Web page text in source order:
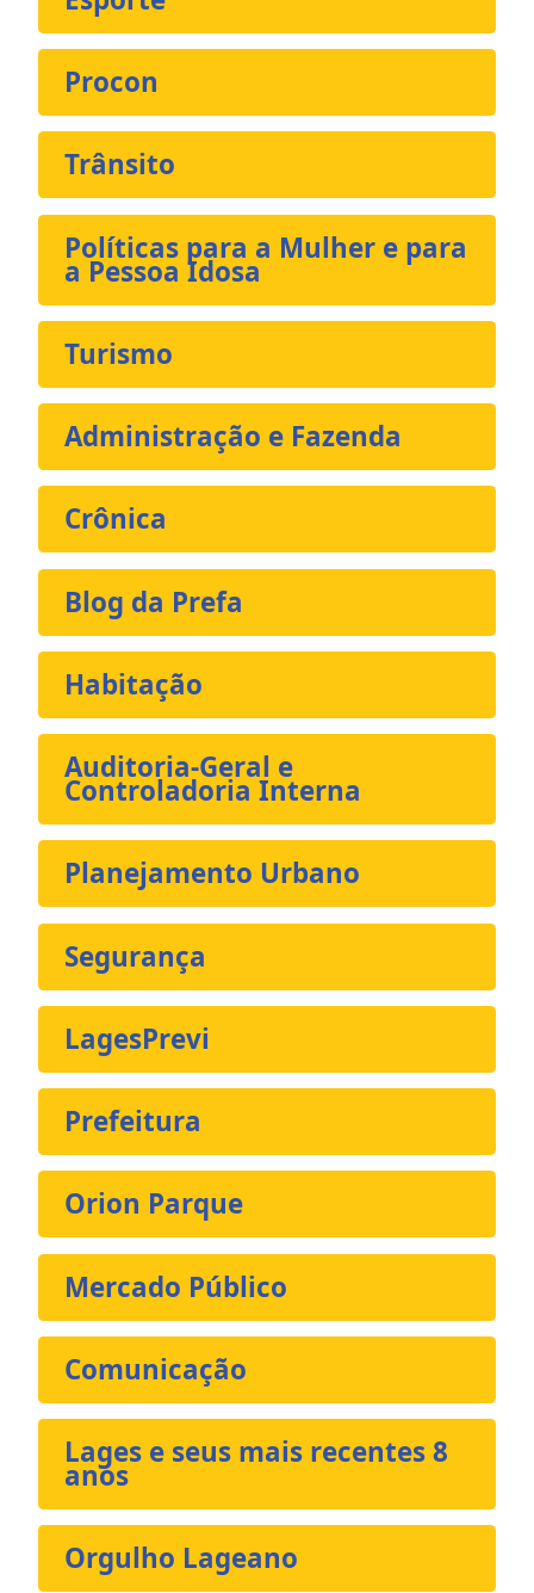
Procon
Trânsito
Políticas para a Mulher e para
a Pessoa Idosa
Turismo
Administração e Fazenda
Crônica
Blog da Prefa
Habitação
Auditoria-Geral e
Controladoria Interna
Planejamento Urbano
Segurança
LagesPrevi
Prefeitura
Orion Parque
Mercado Público
Comunicação
Lages e seus mais recentes 8
anos
Orgulho Lageano